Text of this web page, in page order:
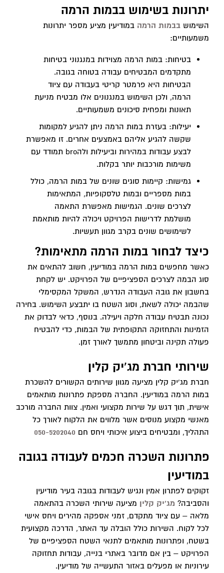
יתרונות בשימוש בבמות הרמה
השימושבבמות הרמה במודיעין מציע מספר יתרונות
משמעותיים:
בטיחות: במות הרמה מצוידות במנגנוני בטיחות
מתקדמים המבטיחים עבודה בטוחה בגובה.
הבטיחות היא פרמטר קריטי בעבודה עם ציוד
הרמה, ולכן השימוש במנגנונים אלו מבטיח מניעת
תאונות ומפחית סיכונים משמעותיים.
יעילות: בעזרת במות הרמה ניתן להגיע למקומות
שקשה להגיע אליהם באמצעים אחרים. זו מאפשרת
לבצע עבודות במהירות וביעילות ולהbro תמודד עם
משימות מורכבות יותר בקלות.
גמישות: קיימות סוגים שונים של במות הרמה, כולל
במות מספריים ובמות טלסקופיות, המתאימות
לצרכים שונים. הגמישות מאפשרת התאמה
מושלמת לדרישות הפרויקט ויכולה להיות מותאמת
לשימושים שונים בקרב מגוון תעשיות.
כיצד לבחור במות הרמה מתאימות?
כאשר מחפשים במות הרמה במודיעין, חשוב להתאים את
סוג הבמה לצרכים הספציפיים של הפרויקט. יש לקחת
בחשבון את גובה העבודה הנדרש, המשקל המקסימלי
שהבמה יכולה לשאת, וסוג השטח בו יתבצע השימוש. בחירה
נכונה תבטיח עבודה חלקה ויעילה. בנוסף, כדאי לבדוק את
הזמינות והתחזוקה התקופתית של הבמות, כדי להבטיח
פעולה תקינה וביטחון מתמשך לאורך זמן.
שירותי חברת מג'יק קלין
חברת מג'יק קלין מציעה מגוון שירותים הקשורים להשכרת
במות הרמה במודיעין. החברה מספקת פתרונות מותאמים
אישית, תוך דגש על שירות מקצועי ואמין. צוות החברה מורכב
מאנשי מקצוע מנוסים אשר מלווים את הלקוח לאורך כל
התהליך, ומבטיחים ביצוע איכותי ויחס חם 050-5202040
פתרונות השכרה חכמים לעבודה בגובה
במודיעין
זקוקים לפתרון אמין ונגיש לעבודות בגובה בעיר מודיעין
והסביבה? מג'יק קלין מציעה שירותי השכרה בהתאמה
מלאה – עם ציוד מתקדם, זמני אספקה מהירים ויחס אישי
לכל לקוח. השירות כולל הובלה עד האתר, הדרכה מקצועית
בשטח, ופתרונות מותאמים לתנאי השטח הספציפיים של
הפרויקט – בין אם מדובר באתרי בנייה, עבודות תחזוקה
עירוניות או מפעלים באזור התעשייה של מודיעין.